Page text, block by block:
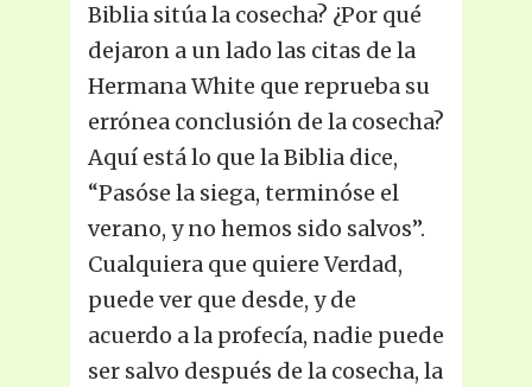
Biblia sitúa la cosecha? ¿Por qué
dejaron a un lado las citas de la
Hermana White que reprueba su
errónea conclusión de la cosecha?
Aquí está lo que la Biblia dice,
“Pasóse la siega, terminóse el
verano, y no hemos sido salvos”.
Cualquiera que quiere Verdad,
puede ver que desde, y de
acuerdo a la profecía, nadie puede
ser salvo después de la cosecha, la